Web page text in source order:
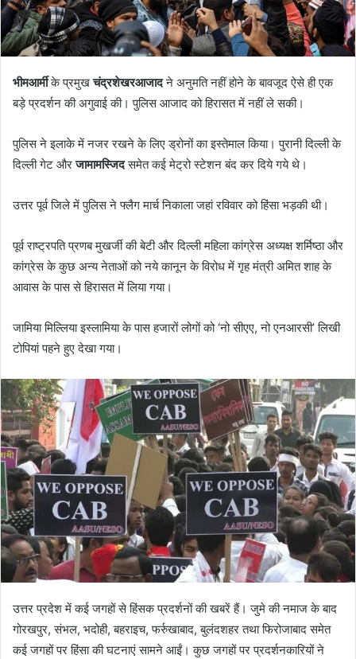
भीमआर्मीके प्रमुखचंद्रशेखरआजादने अनुमति नहीं होने के बावजूद ऐसे ही एक
बड़े प्रदर्शन की अगुवाई की। पुलिस आजाद को हिरासत में नहीं ले सकी।
पुलिस ने इलाके में नजर रखने के लिए ड्रोनों का इस्तेमाल किया। पुरानी दिल्ली के
दिल्ली गेट औरजामामस्जिदसमेत कई मेट्रो स्टेशन बंद कर दिये गये थे।
उत्तर पूर्व जिले में पुलिस ने फ्लैग मार्च निकाला जहां रविवार को हिंसा भड़की थी।
पूर्व राष्ट्रपति प्रणब मुखर्जी की बेटी और दिल्ली महिला कांग्रेस अध्यक्ष शर्मिष्ठा और
कांग्रेस के कुछ अन्य नेताओं को नये कानून के विरोध में गृह मंत्री अमित शाह के
आवास के पास से हिरासत में लिया गया।
जामिया मिल्लिया इस्लामिया के पास हजारों लोगों को ‘नो सीएए, नो एनआरसी’ लिखी
टोपियां पहने हुए देखा गया।
उत्तर प्रदेश में कई जगहों से हिंसक प्रदर्शनों की खबरें हैं। जुमे की नमाज के बाद
गोरखपुर, संभल, भदोही, बहराइच, फर्रुखाबाद, बुलंदशहर तथा फिरोजाबाद समेत
कई जगहों पर हिंसा की घटनाएं सामने आईं। कुछ जगहों पर प्रदर्शनकारियों ने